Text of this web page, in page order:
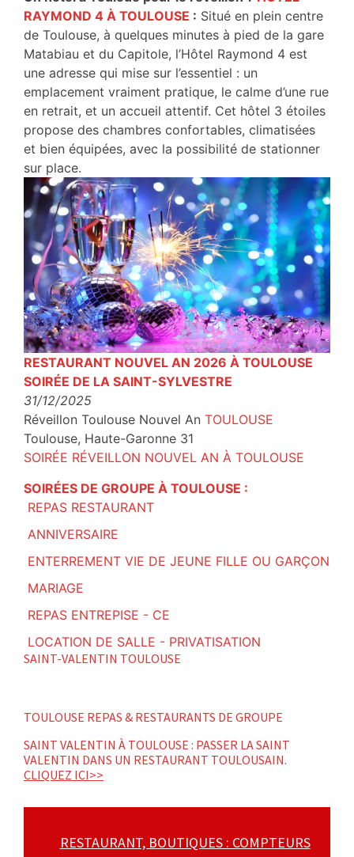
RAYMOND 4 À TOULOUSE : Situé en plein centre
de Toulouse, à quelques minutes à pied de la gare
Matabiau et du Capitole, l’Hôtel Raymond 4 est
une adresse qui mise sur l’essentiel : un
emplacement vraiment pratique, le calme d’une rue
en retrait, et un accueil attentif. Cet hôtel 3 étoiles
propose des chambres confortables, climatisées
et bien équipées, avec la possibilité de stationner
sur place.
RESTAURANT NOUVEL AN 2026 À TOULOUSE
SOIRÉE DE LA SAINT-SYLVESTRE
31/12/2025
Réveillon Toulouse Nouvel An TOULOUSE
Toulouse, Haute-Garonne 31
SOIRÉE RÉVEILLON NOUVEL AN À TOULOUSE
SOIRÉES DE GROUPE À TOULOUSE :
REPAS RESTAURANT
ANNIVERSAIRE
ENTERREMENT VIE DE JEUNE FILLE OU GARÇON
MARIAGE
REPAS ENTREPISE - CE
LOCATION DE SALLE - PRIVATISATION
SAINT-VALENTIN TOULOUSE
TOULOUSE REPAS & RESTAURANTS DE GROUPE
SAINT VALENTIN À TOULOUSE : PASSER LA SAINT
VALENTIN DANS UN RESTAURANT TOULOUSAIN.
CLIQUEZ ICI>>
RESTAURANT, BOUTIQUES : COMPTEURS